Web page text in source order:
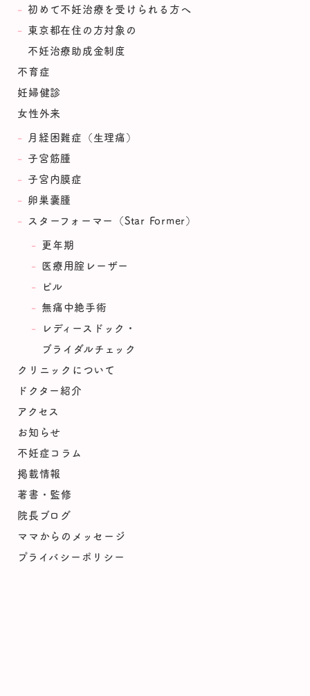
初めて不妊治療を受けられる方へ
東京都在住の方対象の
不妊治療助成金制度
不育症
妊婦健診
女性外来
月経困難症（生理痛）
子宮筋腫
子宮内膜症
卵巣嚢腫
スターフォーマー（Star Former）
更年期
医療用腟レーザー
ピル
無痛中絶手術
レディースドック・
ブライダルチェック
クリニックについて
ドクター紹介
アクセス
お知らせ
不妊症コラム
掲載情報
著書・監修
院長ブログ
ママからのメッセージ
プライバシーポリシー